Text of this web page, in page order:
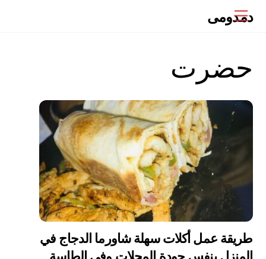
Menu
دمدومى
حضرت
طريقة عمل أكلات سهلة شاورما الدجاج في